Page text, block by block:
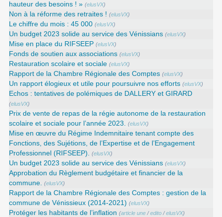
hauteur des besoins ! » (elusVX)
Non à la réforme des retraites ! (elusVX)
Le chiffre du mois : 45 000 (elusVX)
Un budget 2023 solide au service des Vénissians (elusVX)
Mise en place du RIFSEEP (elusVX)
Fonds de soutien aux associations (elusVX)
Restauration scolaire et sociale (elusVX)
Rapport de la Chambre Régionale des Comptes (elusVX)
Un rapport élogieux et utile pour poursuivre nos efforts (elusVX)
Echos : tentatives de polémiques de DALLERY et GIRARD
(elusVX)
Prix de vente de repas de la régie autonome de la restauration
scolaire et sociale pour l’année 2023. (elusVX)
Mise en œuvre du Régime Indemnitaire tenant compte des
Fonctions, des Sujétions, de l’Expertise et de l’Engagement
Professionnel (RIFSEEP). (elusVX)
Un budget 2023 solide au service des Vénissians (elusVX)
Approbation du Règlement budgétaire et financier de la
commune. (elusVX)
Rapport de la Chambre Régionale des Comptes : gestion de la
commune de Vénissieux (2014-2021) (elusVX)
Protéger les habitants de l’inflation (article une /edito /elusVX)